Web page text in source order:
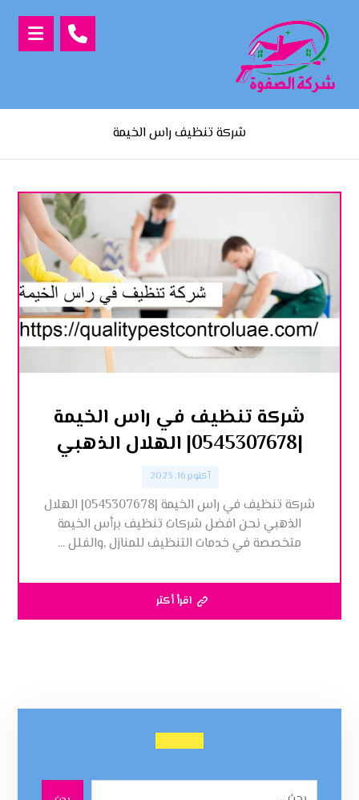
شركة تنظيف راس الخيمة
شركة تنظيف في راس الخيمة
|0545307678| الهلال الذهبي
أكتوبر 16, 2023
شركة تنظيف في راس الخيمة |0545307678| الهلال
الذهبي نحن افضل شركات تنظيف برأس الخيمة
متخصصة في خدمات التنظيف للمنازل ,والفلل ...
اقرأ أكثر